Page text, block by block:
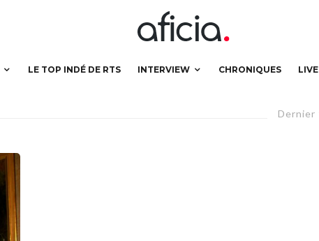
LE TOP INDÉ DE RTS INTERVIEW CHRONIQUES LIVE
Dernier